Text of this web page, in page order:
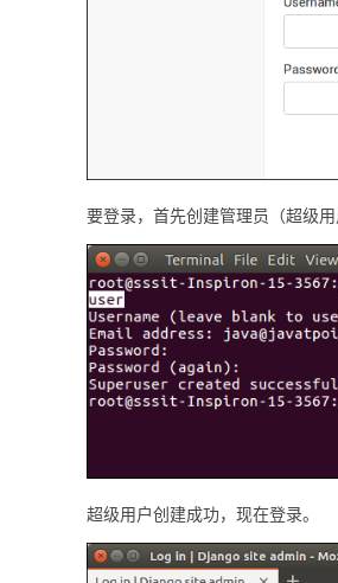
要登录，首先创建管理员（超级
超级用户创建成功，现在登录。